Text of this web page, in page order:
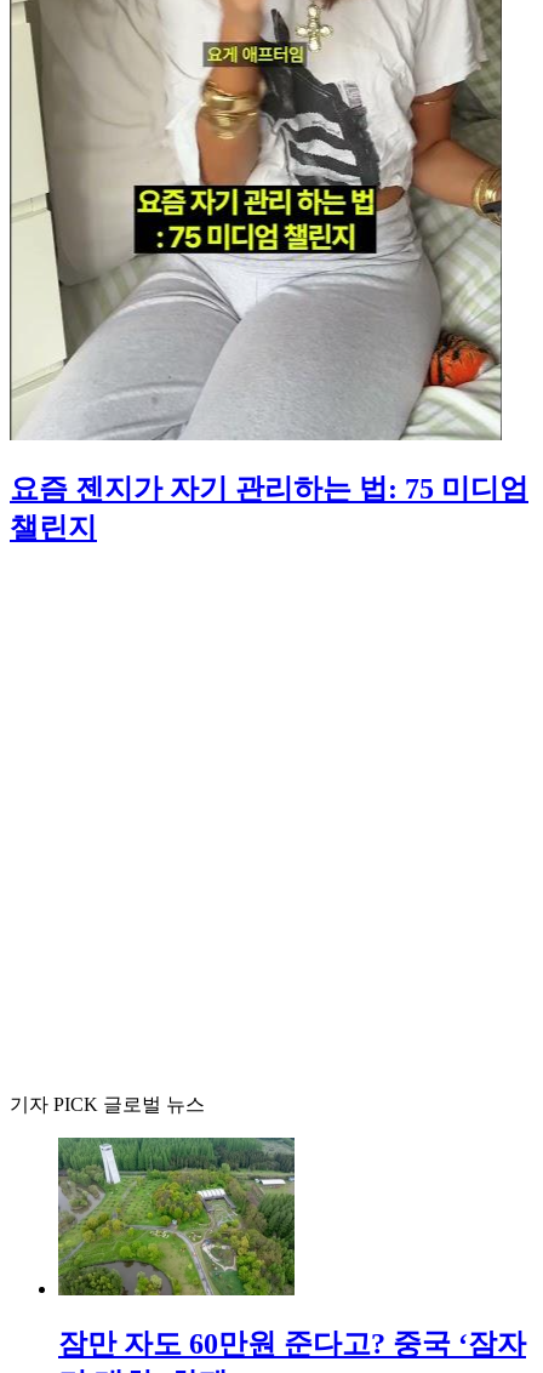
요즘 젠지가 자기 관리하는 법: 75 미디엄
챌린지
기자 PICK 글로벌 뉴스
잠만 자도 60만원 준다고? 중국 ‘잠자